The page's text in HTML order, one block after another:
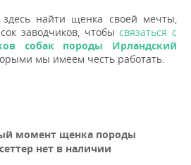
найти щенка своей мечты,
заводчиков, чтобысвязаться с
собак породы Ирландский
мы имеем честь работать.
момент щенка породы
нет в наличии